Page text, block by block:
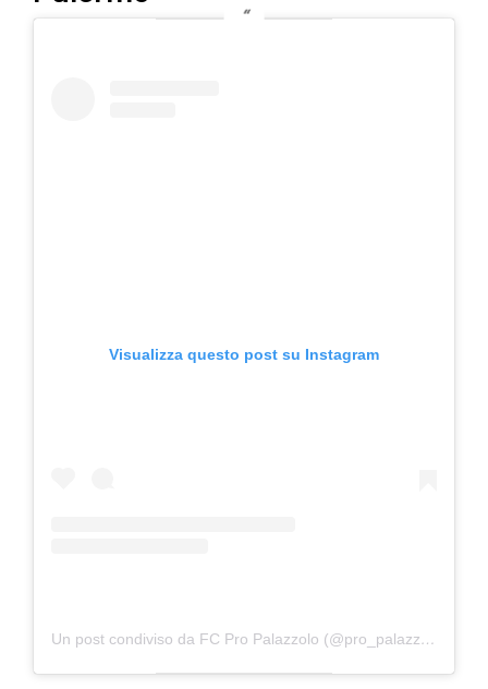
Visualizza questo post su Instagram
Un post condiviso da FC Pro Palazzolo (@pro_palazzolo_fc)